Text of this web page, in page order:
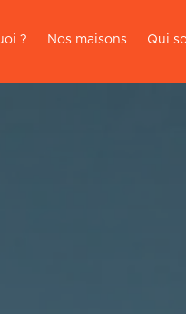
? Nos maisons Qui